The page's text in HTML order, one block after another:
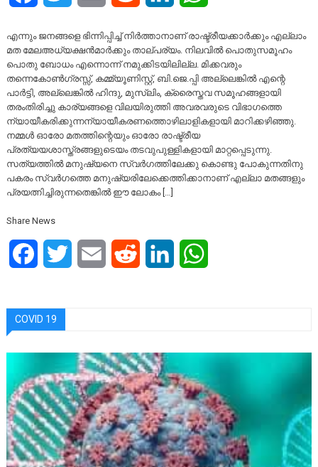
എന്നും ജനങ്ങളെ ഭിന്നിപ്പിച്ച് നിർത്താനാണ് രാഷ്ട്രീയക്കാർക്കും എല്ലാം
മത മേലഅധ്യക്ഷൻമാർക്കും താല്പര്യം. നിലവിൽ പൊതുസമൂഹം
പൊതു ബോധം എന്നൊന്ന് നമുക്കിടയിലില്ല. മിക്കവരും
തന്നെകോൺഗ്രസ്സ്, കമ്മ്യൂണിസ്റ്റ്, ബി.ജെ.പ്പി അല്ലെങ്കിൽ എന്റെ
പാർട്ടി, അല്ലെങ്കിൽ ഹിന്ദു, മുസ്ലിം, ക്രൈസ്തവ സമൂഹങ്ങളായി
തരംതിരിച്ചു കാര്യങ്ങളെ വിലയിരുത്തി അവരവരുടെ വിഭാഗത്തെ
ന്യായീകരിക്കുന്നന്യായീകരണത്തൊഴിലാളികളായി മാറിക്കഴിഞ്ഞു.
നമ്മൾ ഓരോ മതത്തിന്റെയും ഓരോ രാഷ്ട്രീയ
പ്രത്യയശാസ്ത്രങ്ങളുടെയം തടവുപുള്ളികളായി മാറ്റപ്പെടുന്നു.
സത്യത്തിൽ മനുഷ്യനെ സ്വർഗത്തിലേക്കു കൊണ്ടു പോകുന്നതിനു
പകരം സ്വർഗത്തെ മനുഷ്യരിലേക്കെത്തിക്കാനാണ് എല്ലാ മതങ്ങളും
പ്രയത്നിച്ചിരുന്നതെങ്കിൽ ഈ ലോകം […]
Share News
FacebookTwitter Email Reddit LinkedIn
COVID 19